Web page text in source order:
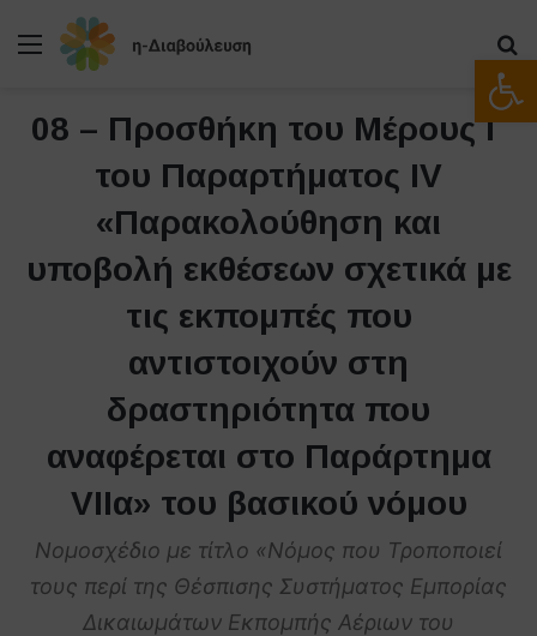
Μενού
08 – Προσθήκη του Μέρους Γ
του Παραρτήματος ΙV
«Παρακολούθηση και
υποβολή εκθέσεων σχετικά με
τις εκπομπές που
αντιστοιχούν στη
δραστηριότητα που
αναφέρεται στο Παράρτημα
VIΙα» του βασικού νόμου
Νομοσχέδιο με τίτλο «Νόμος που Τροποποιεί
τους περί της Θέσπισης Συστήματος Εμπορίας
Δικαιωμάτων Εκπομπής Αέριων του